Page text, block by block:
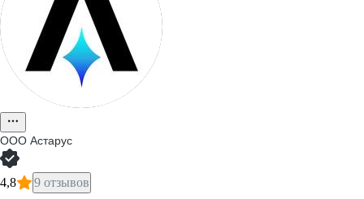
ООО Астарус
4,8 9 отзывов